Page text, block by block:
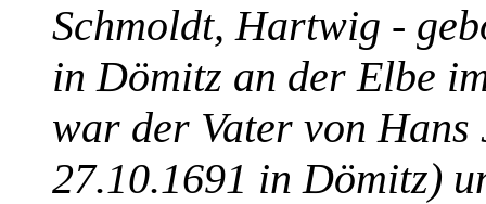
Schmoldt, Hartwig -
in Dömitz an der Elbe
war der Vater von Hans
27.10.1691 in Dömitz)